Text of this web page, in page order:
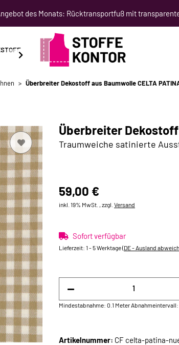
des Monats: Rücktransportfuß mit
SCHNITTMUSTER NÄHKURSE
Überbreiter Dekostoff aus Baumwolle CELTA
Überbreiter Dekostoff
Traumweiche satinierte
59,00 €
inkl. 19% MwSt. , zzgl. Versand
Sofort verfügbar
Lieferzeit: 1 - 5 Werktage(DE - Ausland
Mindestabnahme: 0.1 Meter
Artikelnummer: CF celta-patina-